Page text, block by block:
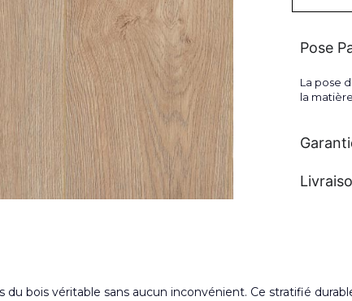
Pose
La pose
la
du bois véritable sans aucun inconvénient. Ce stratifié